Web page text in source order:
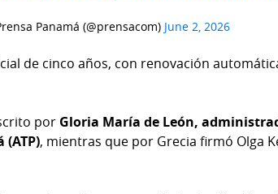
Panamá (@prensacom) June 2, 2026
de cinco años, con renovación
por Gloria María de León,
, mientras que por Grecia firmó Olga